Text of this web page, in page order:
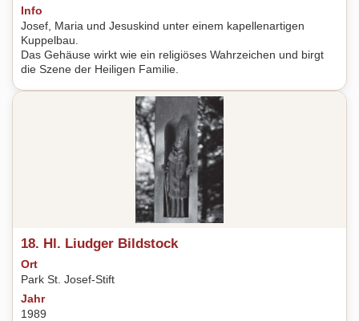
Info
Josef, Maria und Jesuskind unter einem kapellenartigen
Kuppelbau.
Das Gehäuse wirkt wie ein religiöses Wahrzeichen und birgt
die Szene der Heiligen Familie.
18. Hl. Liudger Bildstock
Ort
Park St. Josef-Stift
Jahr
1989